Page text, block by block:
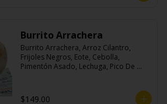
Burrito Arrachera
Burrito Arrachera, Arroz Cilantro,
Frijoles Negros, Eote, Cebolla,
Pimentón Asado, Lechuga, Pico De
$149.00